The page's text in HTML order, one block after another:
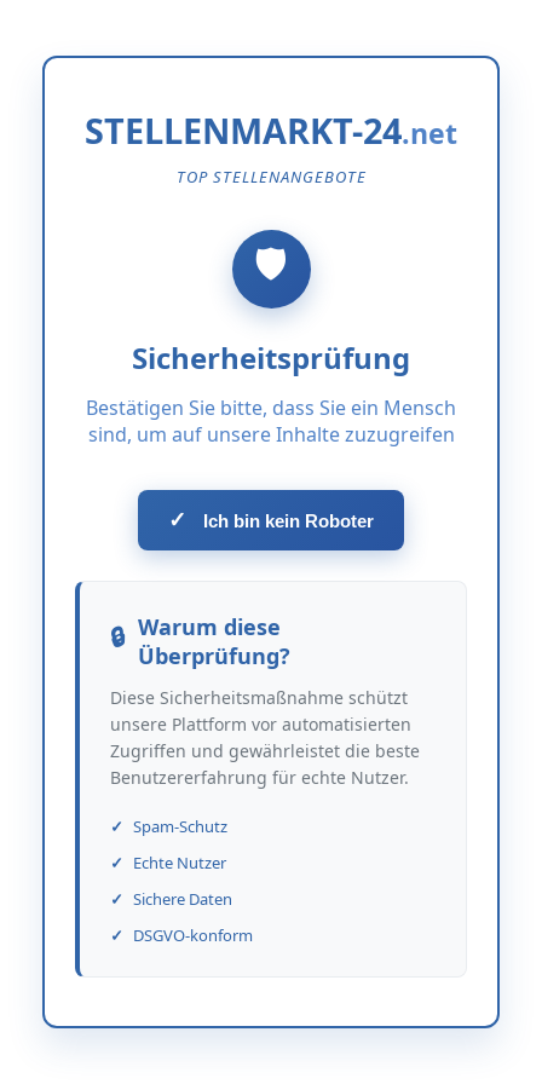
STELLENMARKT-24
TOP STELLENANGEBOTE
Sicherheitsprüfung
Bestätigen Sie bitte, dass Sie ein Mensch
sind, um auf unsere Inhalte zuzugreifen
✓ Ich bin kein Roboter
Warum diese
Überprüfung?
Diese Sicherheitsmaßnahme schützt
unsere Plattform vor automatisierten
Zugriffen und gewährleistet die beste
Benutzererfahrung für echte Nutzer.
Spam-Schutz
Echte Nutzer
Sichere Daten
DSGVO-konform